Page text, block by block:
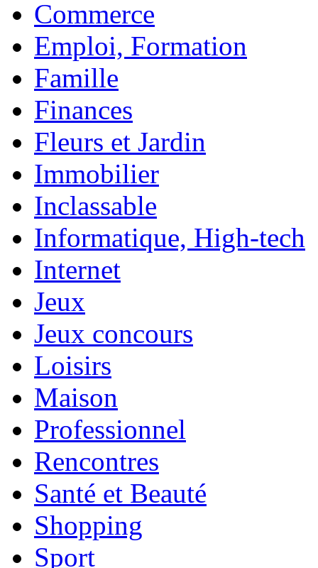
Commerce
Emploi, Formation
Famille
Finances
Fleurs et Jardin
Immobilier
Inclassable
Informatique, High-tech
Internet
Jeux
Jeux concours
Loisirs
Maison
Professionnel
Rencontres
Santé et Beauté
Shopping
Sport